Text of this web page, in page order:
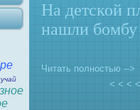
На детской
нaшли бомбу
Читать полностью -->
< < <